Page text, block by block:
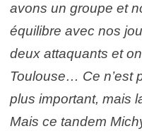
avons un groupe et
équilibre avec nos
deux attaquants et
Toulouse… Ce n’est
plus important, mais
Mais ce tandem